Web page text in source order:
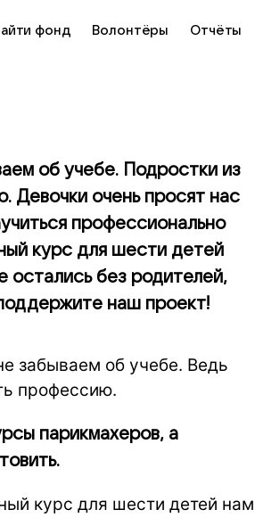
фонд Волонтёры Отчёты
об учебе. Подростки из
Девочки очень просят нас
профессионально
курс для шести детей
без родителей,
наш проект!
забываем об учебе. Ведь
профессию.
парикмахеров, а
курс для шести детей нам